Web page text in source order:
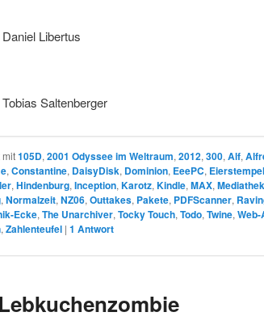
Daniel Libertus
Tobias Saltenberger
mit105D, 2001 Odyssee im Weltraum, 2012, 300, Alf,
, Constantine, DaisyDisk, Dominion, EeePC, Eierstempel
, Hindenburg, Inception, Karotz, Kindle, MAX, Mediathek
, Normalzeit, NZ06, Outtakes, Pakete, PDFScanner,
Ecke, The Unarchiver, Tocky Touch, Todo, Twine,
, Zahlenteufel | 1 Antwort